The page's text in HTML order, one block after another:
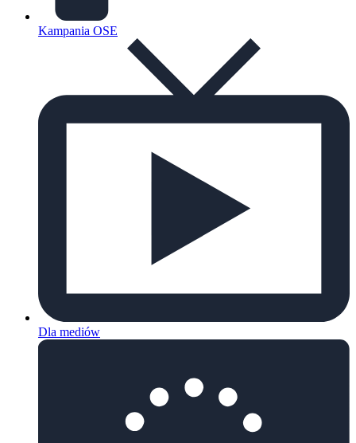
Kampania OSE
Dla mediów